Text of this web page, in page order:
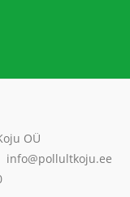
OÜ
info@pollultkoju.ee